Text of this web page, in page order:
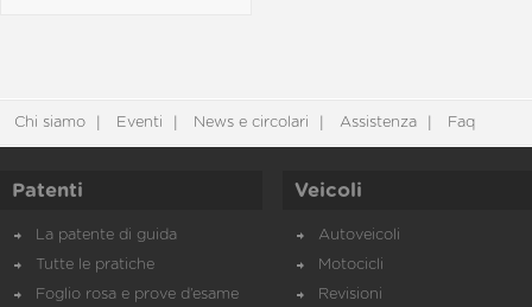
Chi siamo Eventi News e circolari Assistenza Faq
Patenti
La patente di guida
Tutte le pratiche
Foglio rosa e prove d’esame
Veicoli
Autoveicoli
Motocicli
Revisioni